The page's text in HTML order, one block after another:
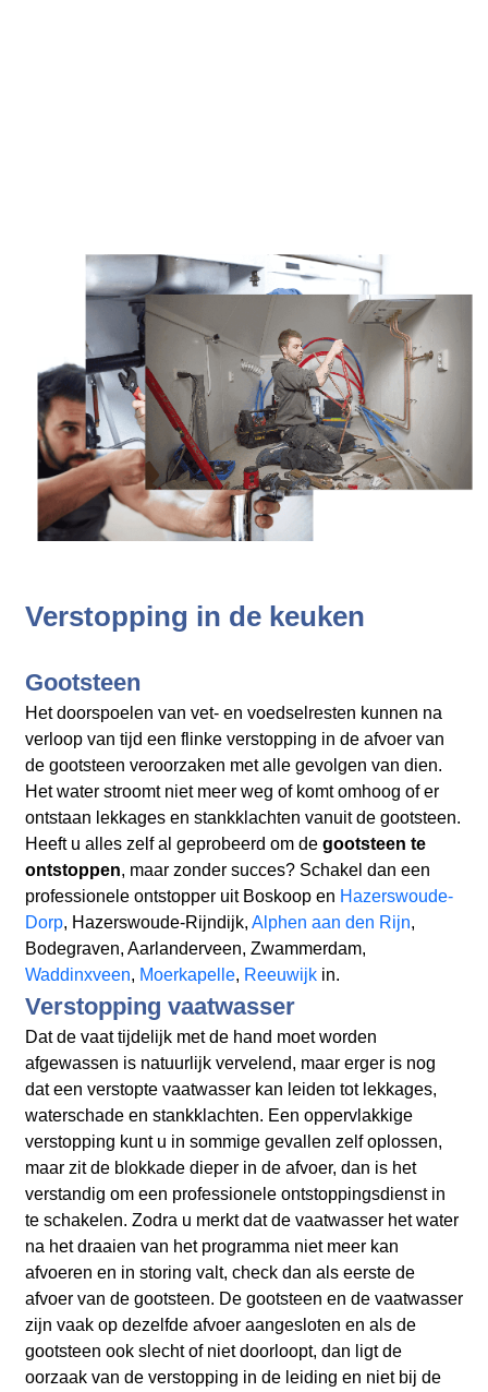
Verstopping in de keuken
Gootsteen
Het doorspoelen van vet- en voedselresten kunnen na
verloop van tijd een flinke verstopping in de afvoer van
de gootsteen veroorzaken met alle gevolgen van dien.
Het water stroomt niet meer weg of komt omhoog of er
ontstaan lekkages en stankklachten vanuit de gootsteen.
Heeft u alles zelf al geprobeerd om de gootsteen te
ontstoppen, maar zonder succes? Schakel dan een
professionele ontstopper uit Boskoop en Hazerswoude-
Dorp, Hazerswoude-Rijndijk, Alphen aan den Rijn,
Bodegraven, Aarlanderveen, Zwammerdam,
Waddinxveen, Moerkapelle, Reeuwijkin.
Verstopping vaatwasser
Dat de vaat tijdelijk met de hand moet worden
afgewassen is natuurlijk vervelend, maar erger is nog
dat een verstopte vaatwasser kan leiden tot lekkages,
waterschade en stankklachten. Een oppervlakkige
verstopping kunt u in sommige gevallen zelf oplossen,
maar zit de blokkade dieper in de afvoer, dan is het
verstandig om een professionele ontstoppingsdienst in
te schakelen. Zodra u merkt dat de vaatwasser het water
na het draaien van het programma niet meer kan
afvoeren en in storing valt, check dan als eerste de
afvoer van de gootsteen. De gootsteen en de vaatwasser
zijn vaak op dezelfde afvoer aangesloten en als de
gootsteen ook slecht of niet doorloopt, dan ligt de
oorzaak van de verstopping in de leiding en niet bij de